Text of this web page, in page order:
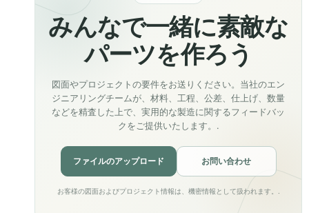
みんなで一緒に素敵な
パーツを作ろう
図面やプロジェクトの要件をお送りください。当社のエン
ジニアリングチームが、材料、工程、公差、仕上げ、数量
などを精査した上で、実用的な製造に関するフィードバッ
クをご提供いたします。.
ファイルのアップロード お問い合わせ
お客様の図面およびプロジェクト情報は、機密情報として扱われます。.